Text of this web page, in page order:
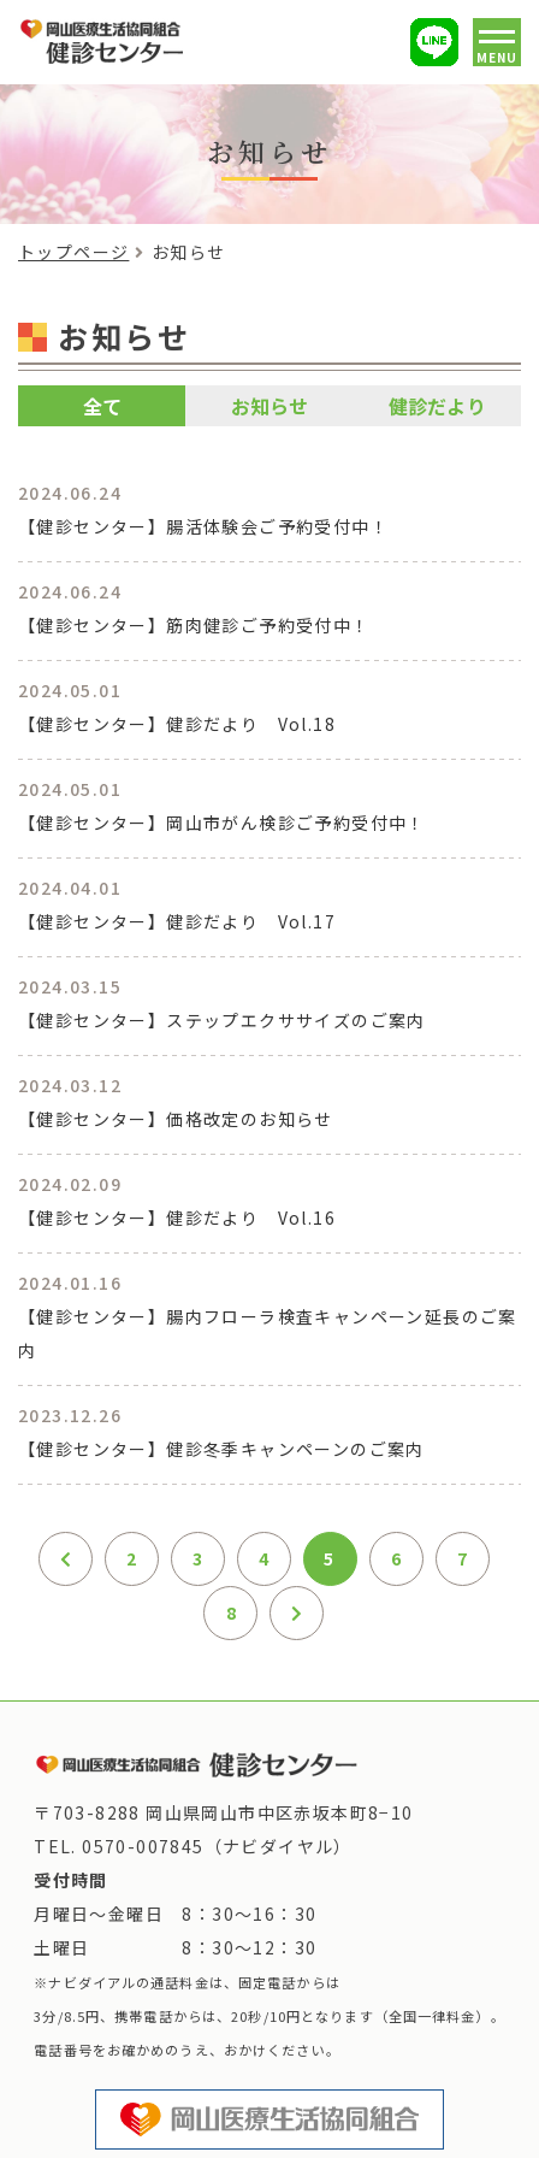
MENU
お知らせ
トップページ お知らせ
お知らせ
全て お知らせ 健診だより
2024.06.24
【健診センター】腸活体験会ご予約受付中！
2024.06.24
【健診センター】筋肉健診ご予約受付中！
2024.05.01
【健診センター】健診だより Vol.18
2024.05.01
【健診センター】岡山市がん検診ご予約受付中！
2024.04.01
【健診センター】健診だより Vol.17
2024.03.15
【健診センター】ステップエクササイズのご案内
2024.03.12
【健診センター】価格改定のお知らせ
2024.02.09
【健診センター】健診だより Vol.16
2024.01.16
【健診センター】腸内フローラ検査キャンペーン延長のご案
内
2023.12.26
【健診センター】健診冬季キャンペーンのご案内
2 3 4 5 6 7
8
〒703-8288 岡山県岡山市中区赤坂本町8−10
TEL.0570-007845（ナビダイヤル）
受付時間
月曜日～金曜日 8：30～16：30
土曜日 8：30～12：30
※ナビダイアルの通話料金は、固定電話からは
3分/8.5円、携帯電話からは、20秒/10円となります（全国一律料金）。
電話番号をお確かめのうえ、おかけください。